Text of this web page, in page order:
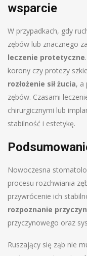
wsparcie
W przypadkach, gdy
zębów lub znacznego
leczenie protetyczne
korony czy protezy
rozłożenie sił żucia, a
zębów. Czasami
chirurgicznymi lub
stabilność i estetykę.
Nowoczesna
procesu rozchwiania
przywrócenie ich
rozpoznanie
przyczynowego oraz
Ruszający się ząb nie